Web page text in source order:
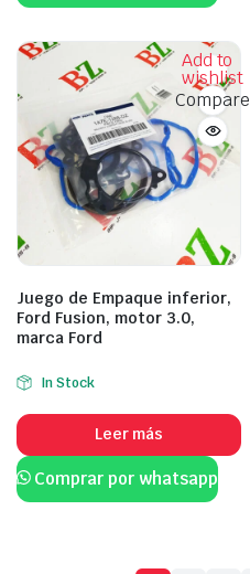
Add to
wishlist
Compare
Juego de Empaque inferior,
Ford Fusion, motor 3.0,
marca Ford
In Stock
Leer más
Comprar por whatsapp